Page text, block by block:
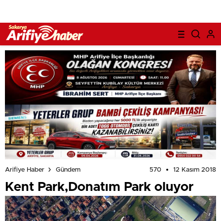
Arifiye Haber Gündem 570 12 Kasım 2018
Kent Park,Donatım Park oluyor